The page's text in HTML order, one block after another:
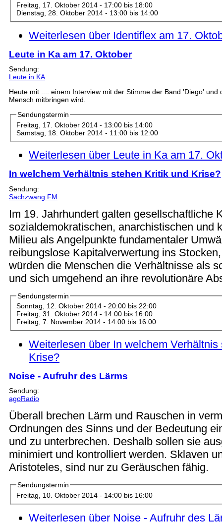
Freitag, 17. Oktober 2014 - 17:00bis 18:00
Dienstag, 28. Oktober 2014 - 13:00bis 14:00
Weiterlesen über Identiflex am 17.
Leute in Ka am 17. Oktober
Sendung:
Leute in KA
Heute mit .... einem Interview mit der Stimme der Band 'Diego' und
Mensch mitbringen wird.
Sendungstermin
Freitag, 17. Oktober 2014 - 13:00bis 14:00
Samstag, 18. Oktober 2014 - 11:00bis 12:00
Weiterlesen über Leute in Ka am 17.
In welchem Verhältnis stehen Kritik und Krise?
Sendung:
Sachzwang FM
Im 19. Jahrhundert galten gesellschaftliche
sozialdemokratischen, anarchistischen und
Milieu als Angelpunkte fundamentaler
reibungslose Kapitalverwertung ins
würden die Menschen die Verhältnisse als
und sich umgehend an ihre revolutionäre
Sendungstermin
Sonntag, 12. Oktober 2014 - 20:00bis 22:00
Freitag, 31. Oktober 2014 - 14:00bis 16:00
Freitag, 7. November 2014 - 14:00bis 16:00
Weiterlesen über In welchem
Krise?
Noise - Aufruhr des Lärms
Sendung:
agoRadio
Überall brechen Lärm und Rauschen in
Ordnungen des Sinns und der Bedeutung
und zu unterbrechen. Deshalb sollen sie
minimiert und kontrolliert werden. Sklaven
Aristoteles, sind nur zu Geräuschen fähig.
Sendungstermin
Freitag, 10. Oktober 2014 - 14:00bis 16:00
Weiterlesen über Noise - Aufruhr des